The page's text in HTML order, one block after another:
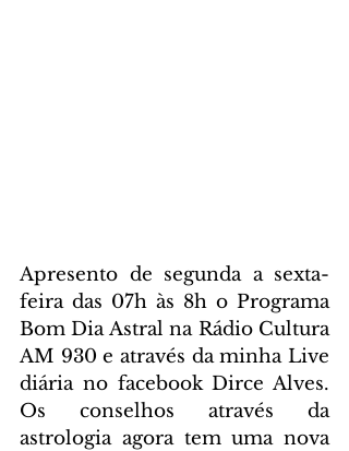
Apresento de segunda a sexta-
feira das 07h às 8h o Programa
Bom Dia Astral na Rádio Cultura
AM 930 e através da minha Live
diária no facebook Dirce Alves.
Os conselhos através da
astrologia agora tem uma nova